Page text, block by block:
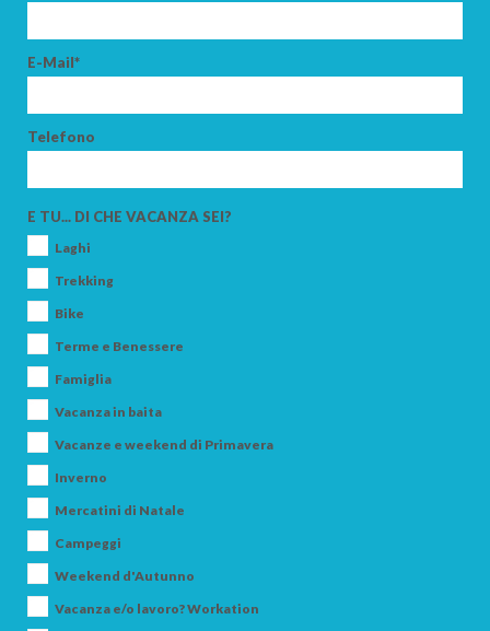
E-Mail*
Telefono
E TU... DI CHE VACANZA SEI?
Laghi
Trekking
Bike
Terme e Benessere
Famiglia
Vacanza in baita
Vacanze e weekend di Primavera
Inverno
Mercatini di Natale
Campeggi
Weekend d'Autunno
Vacanza e/o lavoro? Workation